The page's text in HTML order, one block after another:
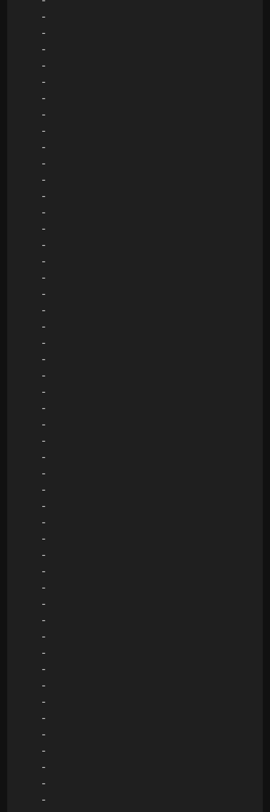
-
-
-
-
-
-
-
-
-
-
-
-
-
-
-
-
-
-
-
-
-
-
-
-
-
-
-
-
-
-
-
-
-
-
-
-
-
-
-
-
-
-
-
-
-
-
-
-
-